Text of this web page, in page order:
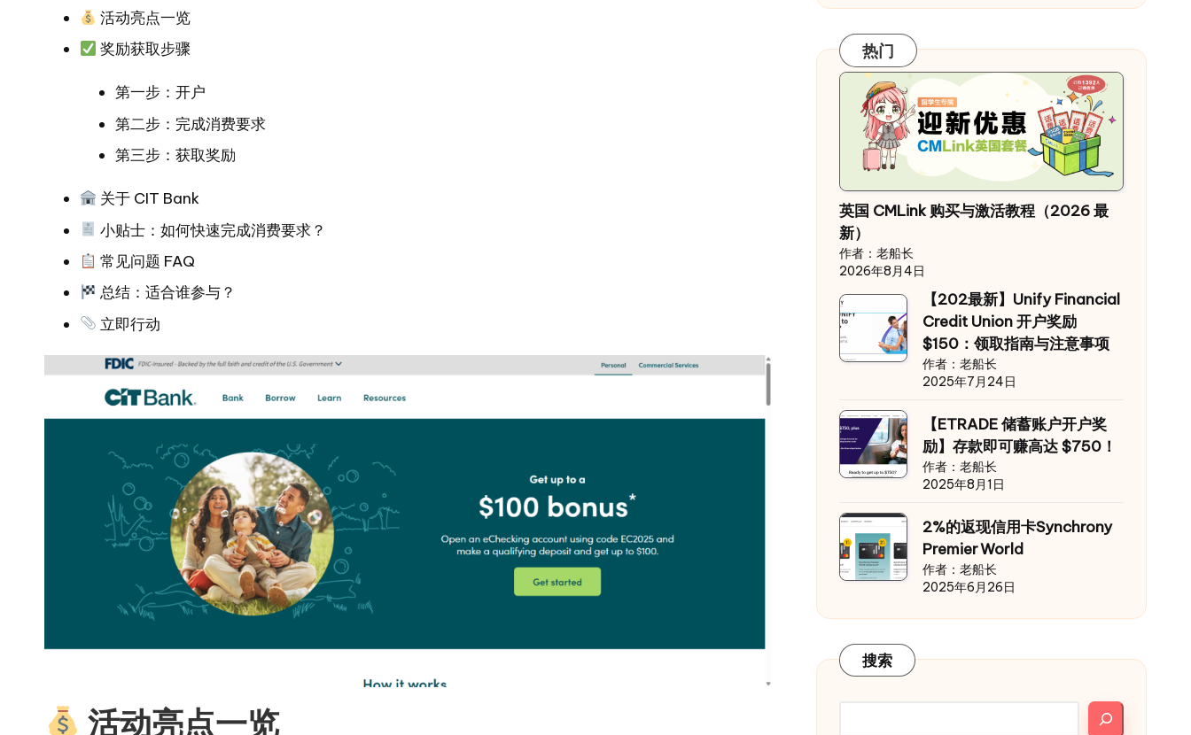
活动亮点一览
奖励获取步骤
第一步：开户
第二步：完成消费要求
第三步：获取奖励
关于 CIT Bank
小贴士：如何快速完成消费要求？
常见问题 FAQ
总结：适合谁参与？
立即行动
活动亮点一览
热门
英国 CMLink 购买与激活教程（2026 最
新）
作者：老船长
2026年8月4日
【202最新】Unify Financial
Credit Union 开户奖励
$150：领取指南与注意事项
作者：老船长
2025年7月24日
【ETRADE 储蓄账户开户奖
励】存款即可赚高达 $750！
作者：老船长
2025年8月1日
2%的返现信用卡Synchrony
Premier World
作者：老船长
2025年6月26日
搜索